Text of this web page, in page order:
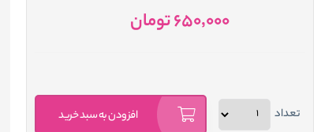
650٬000تومان
تعداد افزودن به سبد خرید